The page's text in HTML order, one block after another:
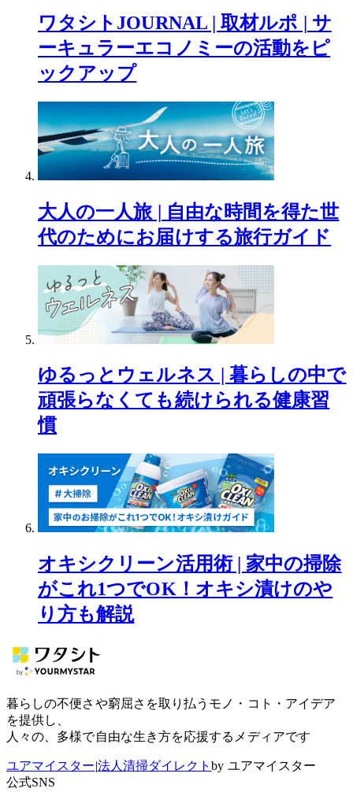
ワタシトJOURNAL | 取材ルポ | サ
ーキュラーエコノミーの活動をピ
ックアップ
大人の一人旅 | 自由な時間を得た世
代のためにお届けする旅行ガイド
ゆるっとウェルネス | 暮らしの中で
頑張らなくても続けられる健康習
慣
オキシクリーン活用術 | 家中の掃除
がこれ1つでOK！オキシ漬けのや
り方も解説
暮らしの不便さや窮屈さを取り払うモノ・コト・アイデア
を提供し、
人々の、多様で自由な生き方を応援するメディアです
ユアマイスター|法人清掃ダイレクトby ユアマイスター
公式SNS